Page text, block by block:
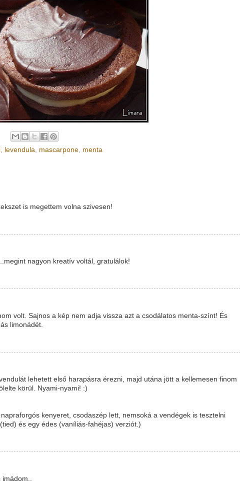
, levendula, mascarpone, menta
is megettem volna szivesen!
nagyon kreatív voltál, gratulálok!
volt. Sajnos a kép nem adja vissza azt a csodálatos menta-színt! És
limonádét.
lehetett első harapásra érezni, majd utána jött a kellemesen finom
körül. Nyami-nyami! :)
kenyeret, csodaszép lett, nemsoká a vendégek is tesztelni
és egy édes (vaníliás-fahéjas) verziót.)
imádom..